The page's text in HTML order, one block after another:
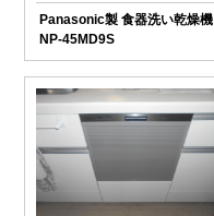
Panasonic製 食器洗い乾燥機
NP-45MD9S